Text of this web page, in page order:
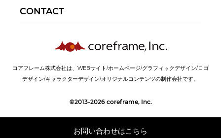
お問い合わせはこちら
CONTACT
コアフレーム株式会社は、WEBサイト/ホームページ/グラフィックデザイン/ロゴ
デザイン/キャラクターデザイン/オリジナルコンテンツの制作会社です。
©2013-2026 coreframe, Inc.